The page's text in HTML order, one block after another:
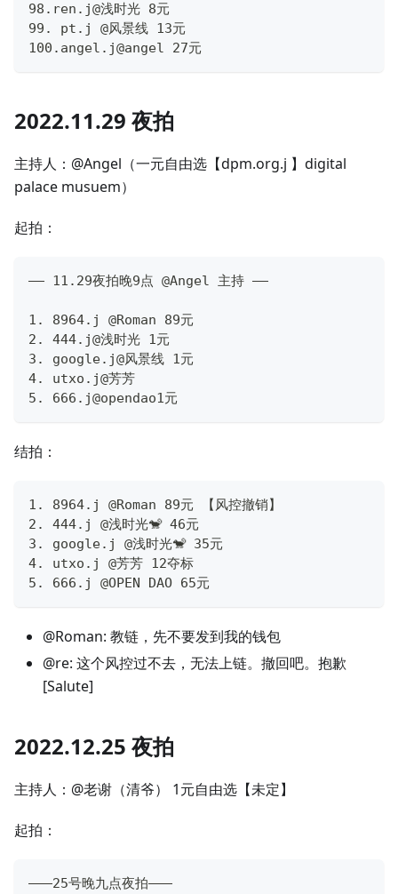
98.ren.j@浅时光 8元
99. pt.j @风景线 13元
100.angel.j@angel 27元
2022.11.29 夜拍
主持人：@Angel（一元自由选【dpm.org.j 】digital
palace musuem）
起拍：
—— 11.29夜拍晚9点 @Angel 主持 ——
1. 8964.j @Roman 89元
2. 444.j@浅时光 1元
3. google.j@风景线 1元
4. utxo.j@芳芳
5. 666.j@opendao1元
结拍：
1. 8964.j @Roman 89元 【风控撤销】
2. 444.j @浅时光🐒 46元
3. google.j @浅时光🐒 35元
4. utxo.j @芳芳 12夺标
5. 666.j @OPEN DAO 65元
@Roman: 教链，先不要发到我的钱包
@re: 这个风控过不去，无法上链。撤回吧。抱歉
[Salute]
2022.12.25 夜拍
主持人：@老谢（清爷） 1元自由选【未定】
起拍：
———25号晚九点夜拍———